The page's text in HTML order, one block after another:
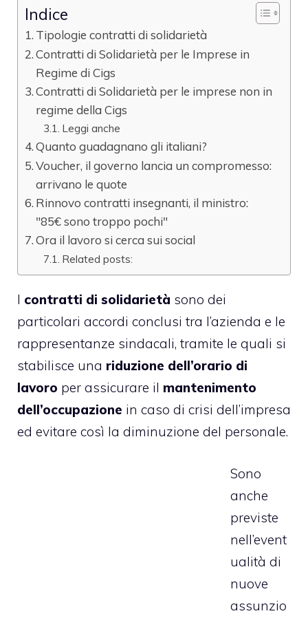
Indice
Tipologie contratti di solidarietà
Contratti di Solidarietà per le Imprese in
Regime di Cigs
Contratti di Solidarietà per le imprese non in
regime della Cigs
Leggi anche
Quanto guadagnano gli italiani?
Voucher, il governo lancia un compromesso:
arrivano le quote
Rinnovo contratti insegnanti, il ministro:
"85€ sono troppo pochi"
Ora il lavoro si cerca sui social
Related posts:
I contratti di solidarietà sono dei
particolari accordi conclusi tra l’azienda e le
rappresentanze sindacali, tramite le quali si
stabilisce una riduzione dell’orario di
lavoro per assicurare il mantenimento
dell’occupazione in caso di crisi dell’impresa
ed evitare così la diminuzione del personale.
Sono
anche
previste
nell’event
ualità di
nuove
assunzio